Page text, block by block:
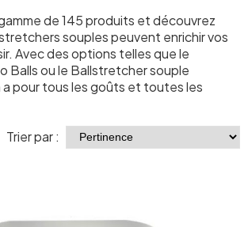
de 145 produits et découvrez
souples peuvent enrichir vos
Avec des options telles que le
Balls ou le Ballstretcher souple
a pour tous les goûts et toutes les
Trier par :